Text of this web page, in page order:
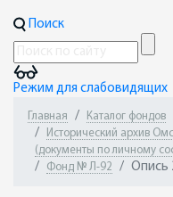
Поиск
Режим для слабовидящих
Главная
Каталог фондов
Исторический архив
(документы по личному
Фонд № Л-92
Опись